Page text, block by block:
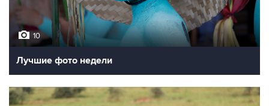
10
Лучшие фото недели